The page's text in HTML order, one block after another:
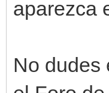
aparezca
No dudes